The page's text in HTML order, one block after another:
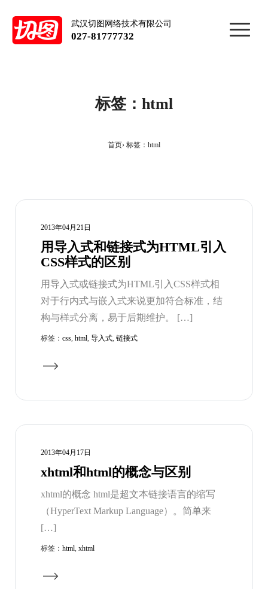
武汉切图网络技术有限公司
027-81777732
标签：html
首页 标签：html
2013年04月21日
用导入式和链接式为HTML引入
CSS样式的区别
用导入式或链接式为HTML引入CSS样式相
对于行内式与嵌入式来说更加符合标准，结
构与样式分离，易于后期维护。 […]
标签： css, html, 导入式, 链接式
2013年04月17日
xhtml和html的概念与区别
xhtml的概念 html是超文本链接语言的缩写
（HyperText Markup Language）。简单来
[…]
标签： html, xhtml